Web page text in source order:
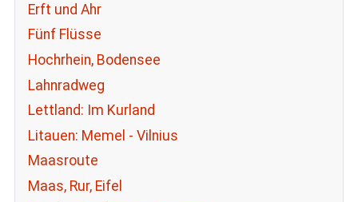
Erft und Ahr
Fünf Flüsse
Hochrhein, Bodensee
Lahnradweg
Lettland: Im Kurland
Litauen: Memel - Vilnius
Maasroute
Maas, Rur, Eifel